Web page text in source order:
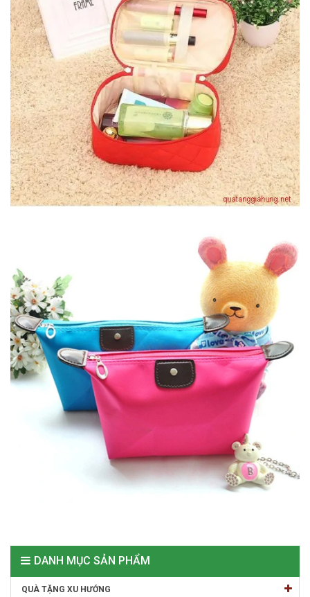
DANH MỤC SẢN PHẨM
QUÀ TẶNG XU HƯỚNG